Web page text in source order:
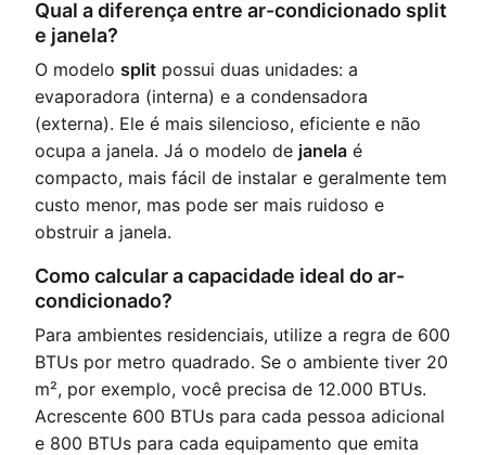
Qual a diferença entre ar-condicionado split
e janela?
O modelo split possui duas unidades: a
evaporadora (interna) e a condensadora
(externa). Ele é mais silencioso, eficiente e não
ocupa a janela. Já o modelo de janela é
compacto, mais fácil de instalar e geralmente tem
custo menor, mas pode ser mais ruidoso e
obstruir a janela.
Como calcular a capacidade ideal do ar-
condicionado?
Para ambientes residenciais, utilize a regra de 600
BTUs por metro quadrado. Se o ambiente tiver 20
m², por exemplo, você precisa de 12.000 BTUs.
Acrescente 600 BTUs para cada pessoa adicional
e 800 BTUs para cada equipamento que emita